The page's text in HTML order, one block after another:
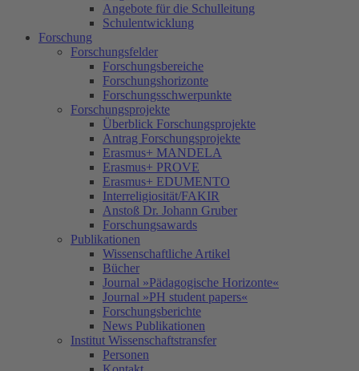
Angebote für die Schulleitung
Schulentwicklung
Forschung
Forschungsfelder
Forschungsbereiche
Forschungshorizonte
Forschungsschwerpunkte
Forschungsprojekte
Überblick Forschungsprojekte
Antrag Forschungsprojekte
Erasmus+ MANDELA
Erasmus+ PROVE
Erasmus+ EDUMENTO
Interreligiosität/FAKIR
Anstoß Dr. Johann Gruber
Forschungsawards
Publikationen
Wissenschaftliche Artikel
Bücher
Journal »Pädagogische Horizonte«
Journal »PH student papers«
Forschungsberichte
News Publikationen
Institut Wissenschaftstransfer
Personen